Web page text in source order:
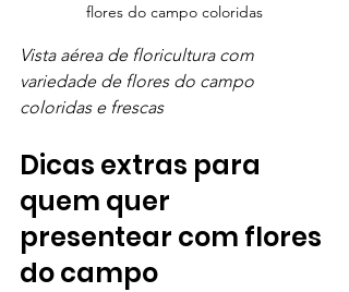
flores do campo coloridas
Vista aérea de floricultura com
variedade de flores do campo
coloridas e frescas
Dicas extras para
quem quer
presentear com flores
do campo